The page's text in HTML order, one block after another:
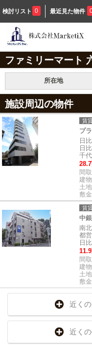
検討リスト 0 最近見た物件
ファミリーマート
所在地
施設周辺の物件
賃
プ
日
日
千
間
建
土
敷
賃
中
南
都
日
間
建
土
敷
近く
近く